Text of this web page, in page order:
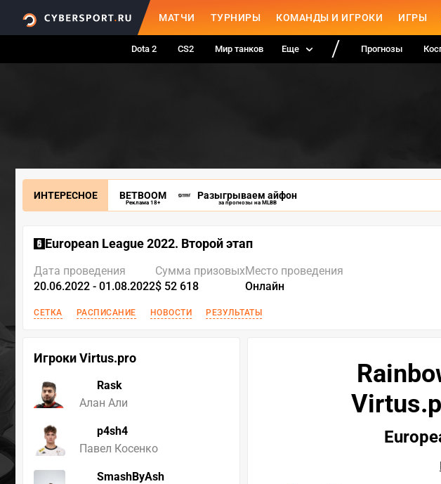
МАТЧИ ТУРНИРЫ КОМАНДЫ И ИГРОКИ ИГРЫ
Dota 2 CS2 Мир танков Еще Прогнозы
ИНТЕРЕСНОЕ BETBOOM
Реклама 18+
Разыгрываем айфон
за прогнозы на MLBB
European League 2022. Второй этап
Дата проведения
20.06.2022 - 01.08.2022
Сумма призовых
$ 52 618
Место проведения
Онлайн
СЕТКА РАСПИСАНИЕ НОВОСТИ РЕЗУЛЬТАТЫ
Игроки Virtus.pro
Rask
Алан Али
p4sh4
Павел Косенко
SmashByAsh